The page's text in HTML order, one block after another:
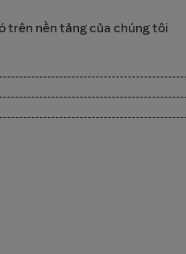
trên nền tảng của chúng tôi